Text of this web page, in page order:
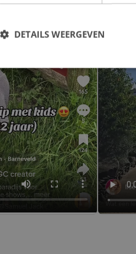
DETAILS WEERGEVEN